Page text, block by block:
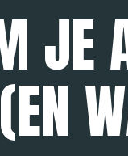
JE